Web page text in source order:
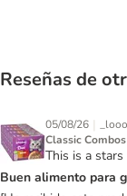
Reseñas de
05/08/26 |
Classic
This is a
Buen alimento para